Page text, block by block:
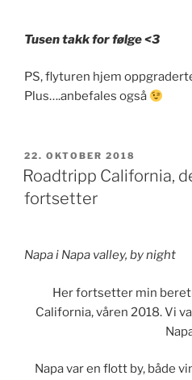
Tusen takk for følge <3
PS, flyturen hjem
Plus….anbefales også
PUBLISERT
22. OKTOBER 2018
Roadtripp California,
fortsetter
Napa i Napa valley, by night
Her fortsetter min
California, våren 2018. Vi
Napa var en flott by, både